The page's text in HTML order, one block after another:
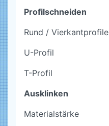
Profilschneiden
Rund / Vierkantprofile
U-Profil
T-Profil
Ausklinken
Materialstärke